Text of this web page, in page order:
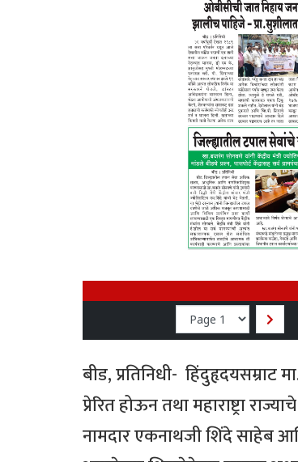
बीड, प्रतिनिधी- हिंदुहृदयसम्राट
प्रेरित होऊन तथा महाराष्ट्रा
नामदार एकनाथजी शिंदे साहेब